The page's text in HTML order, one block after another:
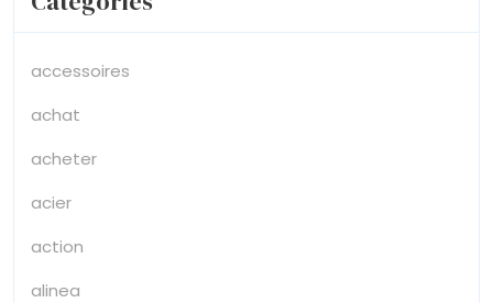
accessoires
achat
acheter
acier
action
alinea